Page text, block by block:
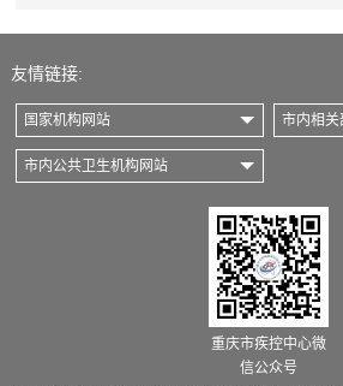
友情链接:
国家机构网站 市内相
市内公共卫生机构网站
重庆市疾控中心微
信公众号